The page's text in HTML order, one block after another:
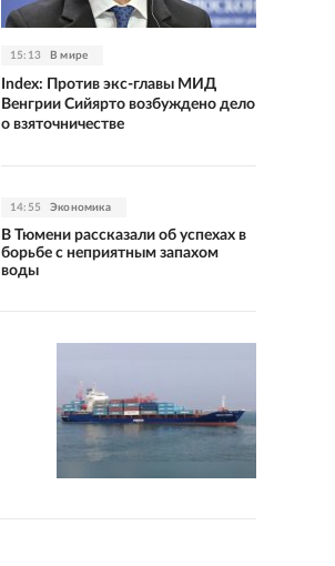
15:13 В мире
Index: Против экс-главы МИД
Венгрии Сийярто возбуждено дело
о взяточничестве
14:55 Экономика
В Тюмени рассказали об успехах в
борьбе с неприятным запахом
воды